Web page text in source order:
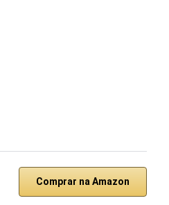
Comprar na Amazon